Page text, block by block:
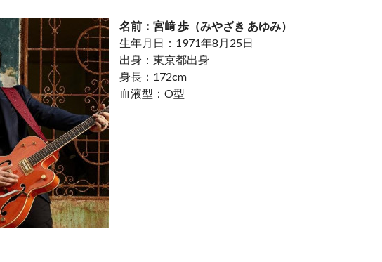
名前：宮﨑 歩（みやざき あゆみ）
生年月日：1971年8月25日
出身：東京都出身
身長：172cm
血液型：O型